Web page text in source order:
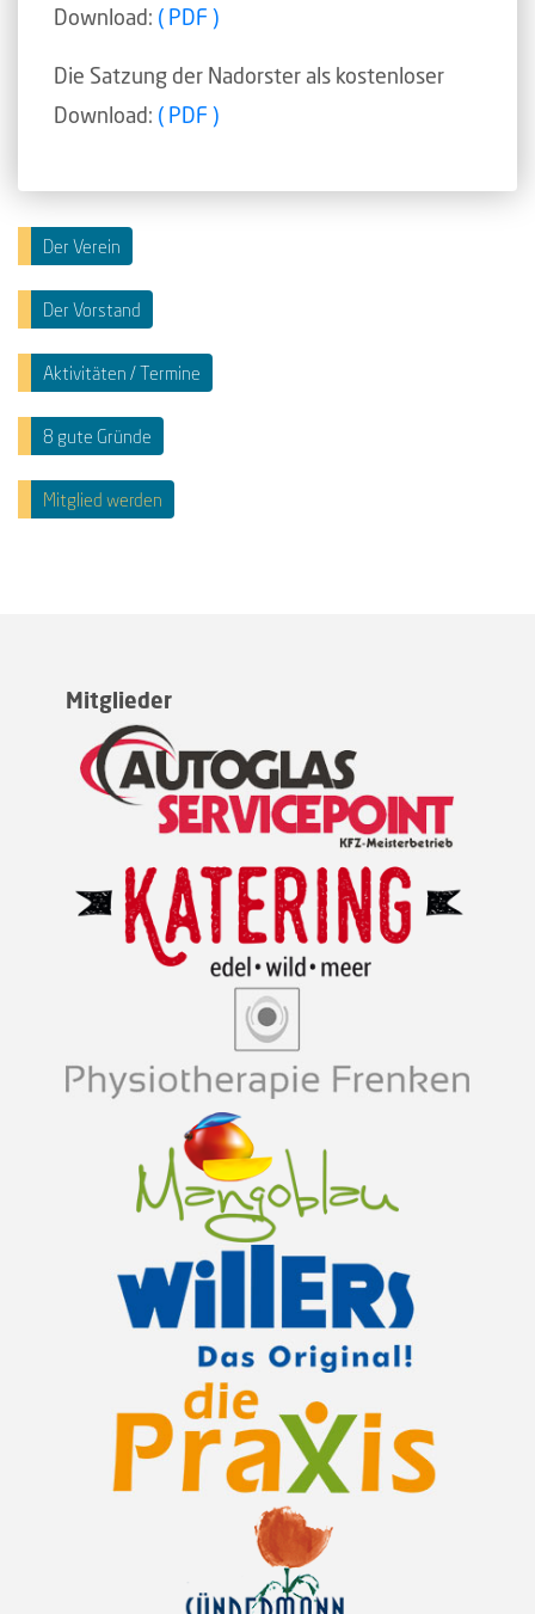
Download: ( PDF )
Die Satzung der Nadorster als kostenloser
Download: ( PDF )
Der Verein
Der Vorstand
Aktivitäten / Termine
8 gute Gründe
Mitglied werden
Mitglieder